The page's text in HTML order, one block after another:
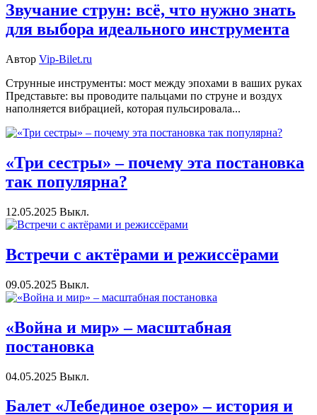
Звучание струн: всё, что нужно знать
для выбора идеального инструмента
Автор Vip-Bilet.ru
Струнные инструменты: мост между эпохами в ваших руках
Представьте: вы проводите пальцами по струне и воздух
наполняется вибрацией, которая пульсировала...
«Три сестры» – почему эта постановка
так популярна?
12.05.2025 Выкл.
Встречи с актёрами и режиссёрами
09.05.2025 Выкл.
«Война и мир» – масштабная
постановка
04.05.2025 Выкл.
Балет «Лебединое озеро» – история и